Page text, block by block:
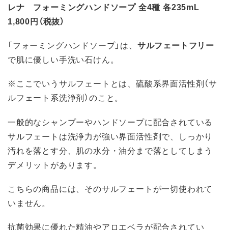
レナ フォーミングハンドソープ 全4種 各235mL
1,800円（税抜）
「フォーミングハンドソープ」は、 サルフェートフリー
で肌に優しい手洗い石けん。
※ここでいうサルフェートとは、硫酸系界面活性剤（サ
ルフェート系洗浄剤）のこと。
一般的なシャンプーやハンドソープに配合されている
サルフェートは洗浄力が強い界面活性剤で、しっかり
汚れを落とす分、肌の水分・油分まで落としてしまう
デメリットがあります。
こちらの商品には、そのサルフェートが一切使われて
いません。
抗菌効果に優れた精油やアロエベラが配合されてい